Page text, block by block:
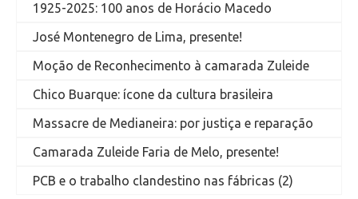
1925-2025: 100 anos de Horácio Macedo
José Montenegro de Lima, presente!
Moção de Reconhecimento à camarada Zuleide
Chico Buarque: ícone da cultura brasileira
Massacre de Medianeira: por justiça e reparação
Camarada Zuleide Faria de Melo, presente!
PCB e o trabalho clandestino nas fábricas (2)